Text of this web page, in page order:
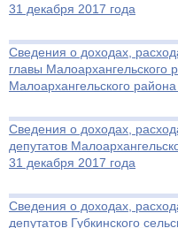
31 декабря 2017 года
Сведения о доходах,
главы Малоархангельского
Малоархангельского
Сведения о доходах,
депутатов
31 декабря 2017 года
Сведения о доходах,
депутатов Губкинского